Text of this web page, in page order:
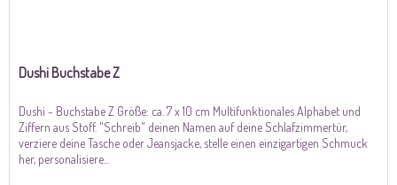
Dushi Buchstabe Z
Dushi - Buchstabe Z Größe: ca. 7 x 10 cm Multifunktionales Alphabet und
Ziffern aus Stoff. "Schreib" deinen Namen auf deine Schlafzimmertür,
verziere deine Tasche oder Jeansjacke, stelle einen einzigartigen Schmuck
her, personalisiere...